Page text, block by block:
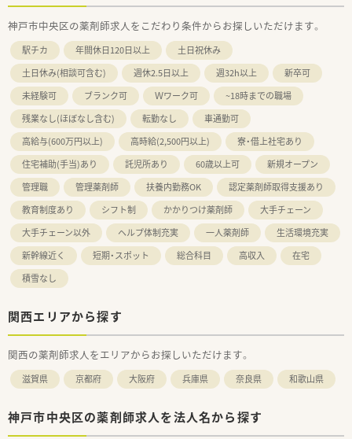
神戸市中央区の薬剤師求人をこだわり条件からお探しいただけます。
駅チカ 年間休日120日以上
土日祝休み
土日休み(相談可含む)
週休2.5日以上 週32h以上
新卒可
未経験可
ブランク可 Ｗワーク可
~18時までの職場
残業なし(ほぼなし含む)
転勤なし
車通勤可
高給与(600万円以上)
高時給(2,500円以上)
寮・借上社宅あり
住宅補助(手当)あり
託児所あり 60歳以上可
新規オープン
管理職
管理薬剤師 扶養内勤務OK
認定薬剤師取得支援あり
教育制度あり
シフト制 かかりつけ薬剤師
大手チェーン
大手チェーン以外
ヘルプ体制充実 一人薬剤師
生活環境充実
新幹線近く
短期・スポット 総合科目 高収入
在宅
積雪なし
関西エリアから探す
関西の薬剤師求人をエリアからお探しいただけます。
滋賀県 京都府 大阪府 兵庫県 奈良県 和歌山県
神戸市中央区の薬剤師求人を法人名から探す